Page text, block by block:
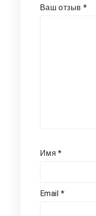
Ваш отзыв *
Имя*
Email*